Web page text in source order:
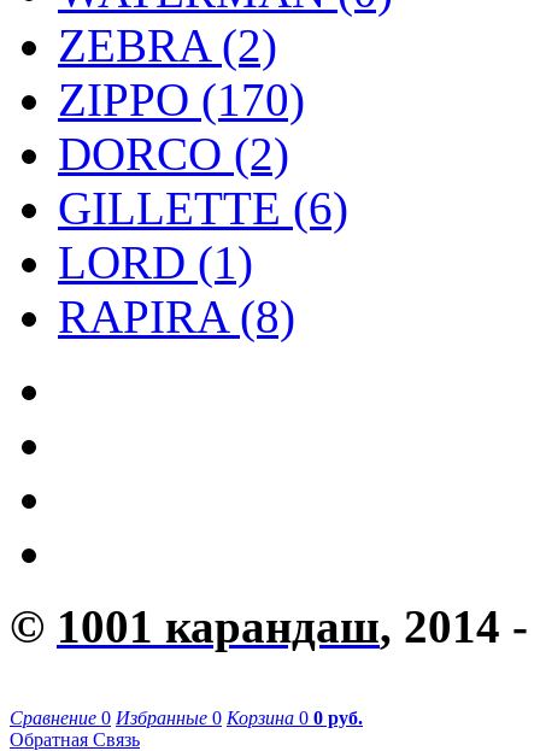
ZEBRA (2)
ZIPPO (170)
DORCO (2)
GILLETTE (6)
LORD (1)
RAPIRA (8)
© 1001 карандаш, 2014 -
Сравнение 0 Избранные 0 Корзина 0 0 руб.
Обратная Связь